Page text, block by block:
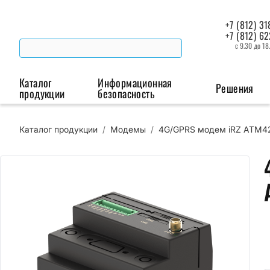
+7 (812)
+7 (812)
с 9.30 до
Каталог
продукции
Беспроводная связь
Промышленные
Промышленная автоматизация
Информационная
безопасность Решения
Каталог продукции / Модемы / 4G/GPRS модем iRZ